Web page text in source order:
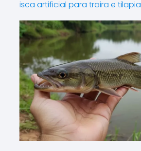
isca artificial para traira e tilapia